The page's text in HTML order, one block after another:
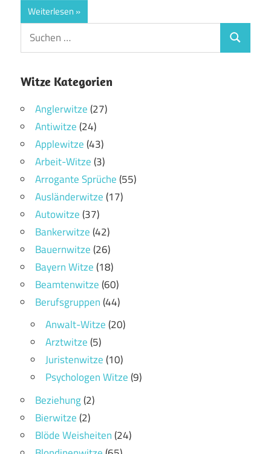
Weiterlesen
Witze Kategorien
Anglerwitze(27)
Antiwitze(24)
Applewitze(43)
Arbeit-Witze(3)
Arrogante Sprüche(55)
Ausländerwitze(17)
Autowitze(37)
Bankerwitze(42)
Bauernwitze(26)
Bayern Witze(18)
Beamtenwitze(60)
Berufsgruppen(44)
Anwalt-Witze(20)
Arztwitze(5)
Juristenwitze(10)
Psychologen Witze(9)
Beziehung(2)
Bierwitze(2)
Blöde Weisheiten(24)